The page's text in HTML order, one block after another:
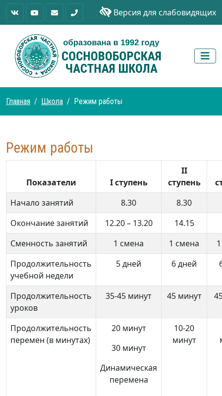
Версия для слабовидящих
Главная Школа Режим работы
Режим работы
Показатели I ступень
II
ступень
Начало занятий
8.30
8.30
Окончание занятий
12.20 – 13.20 14.15
Сменность занятий
1 смена 1 смена
Продолжительность
учебной недели
5 дней 6 дней
Продолжительность
уроков
35-45 минут 45 минут
Продолжительность
перемен (в минутах)
20 минут
30 минут
Динамическая
перемена
10-20
минут